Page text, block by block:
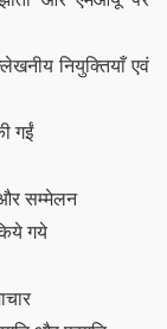
नियुक्तियाँ एवं
गईं
सम्मेलन
गये